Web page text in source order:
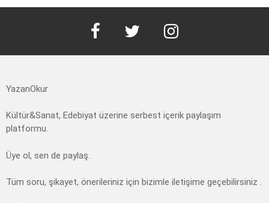
YazanOkur
Kültür&Sanat, Edebiyat üzerine serbest içerik paylaşım
platformu.
Üye ol, sen de paylaş.
Tüm soru, şikayet, önerileriniz için bizimle iletişime geçebilirsiniz .